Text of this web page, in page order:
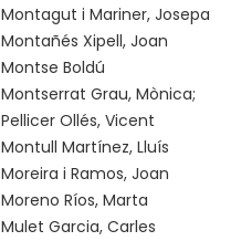
Montagut i Mariner, Josepa
Montañés Xipell, Joan
Montse Boldú
Montserrat Grau, Mònica;
Pellicer Ollés, Vicent
Montull Martínez, Lluís
Moreira i Ramos, Joan
Moreno Ríos, Marta
Mulet Garcia, Carles